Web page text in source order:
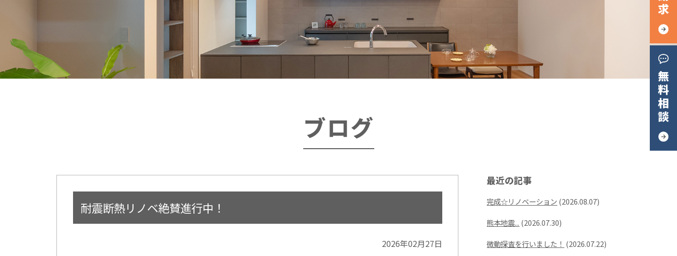
ブログ
耐震断熱リノベ絶賛進行中！
2026年02月27日
最近の記事
完成☆リノベーション (2026.08.07)
熊本地震... (2026.07.30)
微動探査を行いました！ (2026.07.22)